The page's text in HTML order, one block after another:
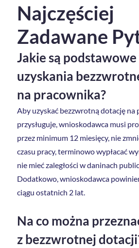
Najczęściej
Zadawane
Jakie są
uzyskania
na pracownika?
Aby uzyskać bezzwrotną dotację na
przysługuje, wnioskodawca musi
przez minimum 12 miesięcy, nie
czasu pracy, terminowo wypłacać
nie mieć zaległości w daninach
Dodatkowo, wnioskodawca
ciągu ostatnich 2 lat.
Na co można
z bezzwrotnej